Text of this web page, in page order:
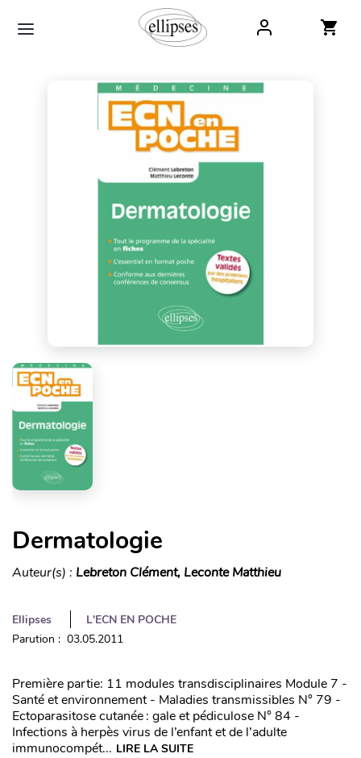
Dermatologie
Auteur(s) : Lebreton Clément, Leconte Matthieu
Ellipses
L'ECN EN POCHE
Parution : 03.05.2011
Première partie: 11 modules transdisciplinaires Module 7 -
Santé et environnement - Maladies transmissibles N° 79 -
Ectoparasitose cutanée : gale et pédiculose N° 84 -
Infections à herpès virus de l’enfant et de l’adulte
immunocompét... LIRE LA SUITE